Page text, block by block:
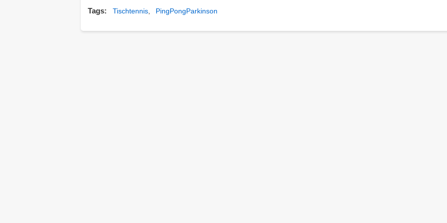
Tags Tischtennis PingPongParkinson